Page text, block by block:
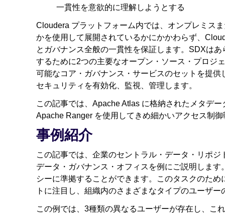
一貫性を意欲的に理解しようとする
Cloudera プラットフォーム内では、オンプレミス
かを使用して展開されているかにかかわらず、
とガバナンス全般の一貫性を保証します。SDXは
するために2つの主要なオープン・ソース・プロジ
可能なコア・ガバナンス・サービスのセットを提供
セキュリティを有効化、監視、管理します。
この記事では、Apache Atlas に格納されたメタデ
Apache Ranger を使用してきめ細かいアクセス制
事例紹介
この記事では、企業のセントラル・データ・リポ
データ・ガバナンス・オフィスを例にご説明しま
シーに準拠することができます。このタスクのた
トに注目し、組織内のさまざまなタイプのユーザ
この例では、3種類の異なるユーザーが存在し、こ